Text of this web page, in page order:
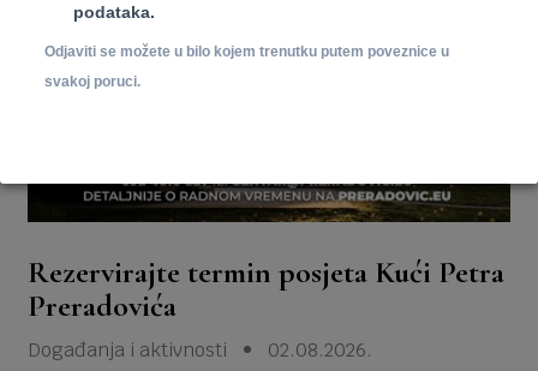
Rezervirajte termin posjeta Kući Petra
Preradovića
Događanja i aktivnosti • 02.08.2026.
podataka.
Odjaviti se možete u bilo kojem trenutku putem poveznice u
svakoj poruci.